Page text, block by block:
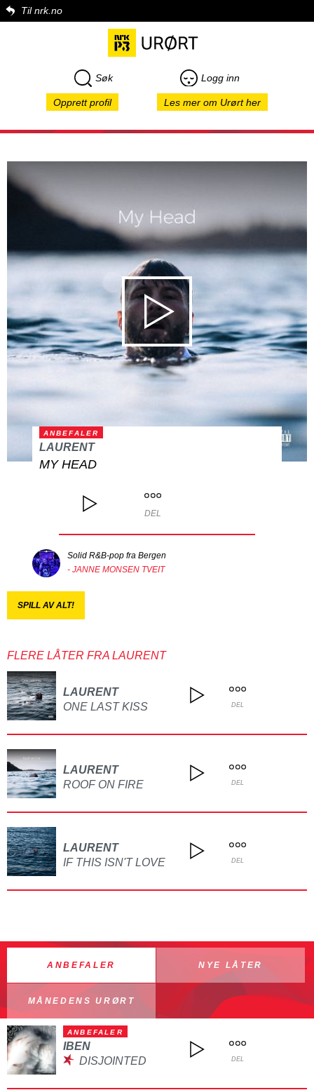
Til nrk.no
Søk Logg inn
Opprett profil Les mer om Urørt her
ANBEFALER
LAURENT
MY HEAD
DEL
Solid R&B-pop fra Bergen
- JANNE MONSEN TVEIT
SPILL AV ALT!
FLERE LÅTER FRA LAURENT
LAURENT
ONE LAST KISS
DEL
LAURENT
ROOF ON FIRE
DEL
LAURENT
IF THIS ISN'T LOVE
DEL
ANBEFALER NYE LÅTER
MÅNEDENS URØRT
ANBEFALER
IBEN
DISJOINTED
DEL